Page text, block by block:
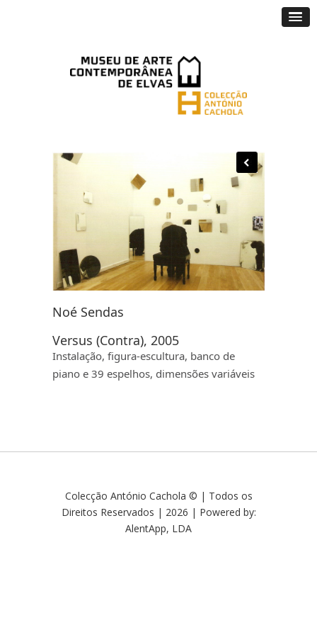
Noé Sendas
Versus (Contra), 2005
Instalação, figura-escultura, banco de
piano e 39 espelhos, dimensões variáveis
Colecção António Cachola © | Todos os
Direitos Reservados | 2026 | Powered by:
AlentApp, LDA